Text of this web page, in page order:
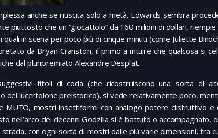
anche se riuscita solo a metà. Edwards sembra
piuttosto che un “giocattolo” da 160 milioni di dollari,
quali in scena per poco più di cinque minuti (come Juliette
da Bryan Cranston, il primo a intuire che qualcosa si
dal pluripremiato Alexandre Desplat.
titoli di coda (che ricostruiscono una sorta di
del lucertolone preistorico), si vede relativamente poco,
MUTO, mostri insettiformi con analogo potere distruttivo e
nell’arco dei decenni Godzilla si è battuto o accompagnato,
con ogni sorta di mostri dalle più varie dimensioni, tra